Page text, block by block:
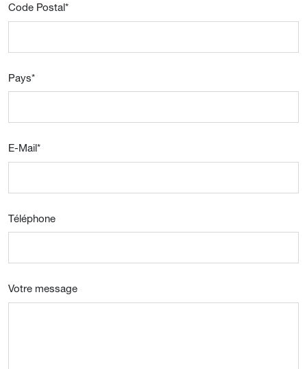
Code Postal*
Pays*
E-Mail*
Téléphone
Votre message